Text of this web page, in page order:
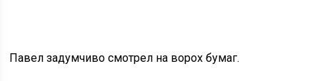
Павел задумчиво смотрел на ворох бумаг.